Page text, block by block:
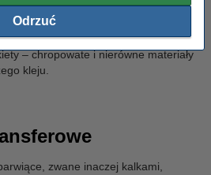
Odrzuć
na możliwości łatwego jej
etykiety z odpowiednim klejem.
wziąć pod uwagę rodzaj powierzchni
– chropowate i nierówne materiały
kleju.
zwane inaczej kalkami,